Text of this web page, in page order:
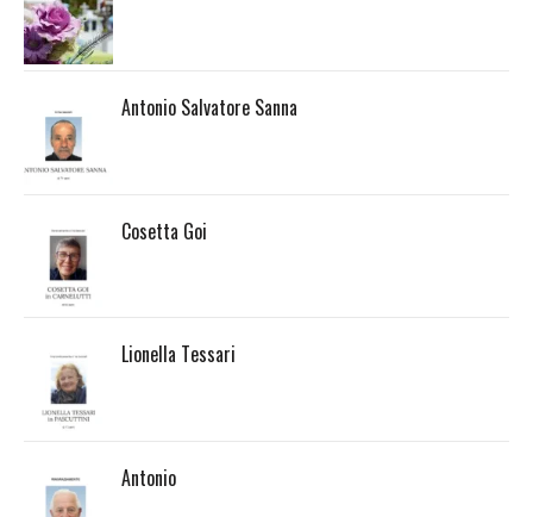
Antonio Salvatore Sanna
Cosetta Goi
Lionella Tessari
Antonio